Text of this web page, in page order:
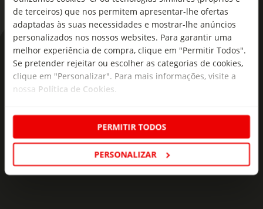
de terceiros) que nos permitem apresentar-lhe ofertas
adaptadas às suas necessidades e mostrar-lhe anúncios
personalizados nos nossos websites. Para garantir uma
melhor experiência de compra, clique em "Permitir Todos".
Se pretender rejeitar ou escolher as categorias de cookies,
clique em "Personalizar". Para mais informações, visite a
nossa Política de Cookies
PERMITIR TODOS
PERSONALIZAR
As novidades mais frescas no
seu e-mail!
Subscreva e descubra campanhas exclusivas,
mail
Subscrever